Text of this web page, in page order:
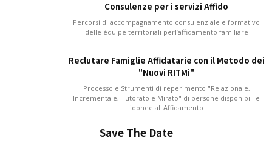
Consulenze per i servizi Affido
Percorsi di accompagnamento consulenziale e formativo
delle équipe territoriali perl’affidamento familiare
Reclutare Famiglie Affidatarie con il Metodo dei
"Nuovi RITMi"
Processo e Strumenti di reperimento "Relazionale,
Incrementale, Tutorato e Mirato" di persone disponibili e
idonee all'Affidamento
Save The Date